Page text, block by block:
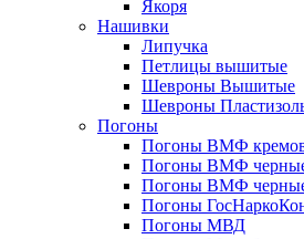
Якоря
Нашивки
Липучка
Петлицы вышитые
Шевроны Вышитые
Шевроны
Погоны
Погоны ВМФ
Погоны ВМФ
Погоны ВМФ черные
Погоны
Погоны МВД